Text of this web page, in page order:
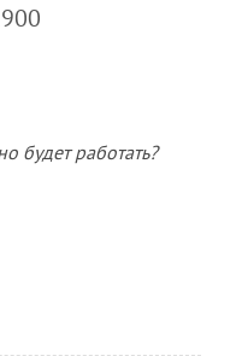
будет работать?